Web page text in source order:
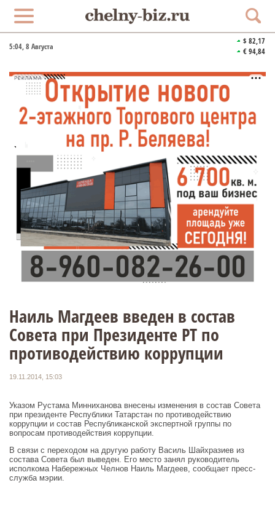
5:04, 8 Августа
$ 82,17
€ 94,84
РЕКЛАМА
Наиль Магдеев введен в состав
Совета при Президенте РТ по
противодействию коррупции
19.11.2014, 15:03
Указом Рустама Минниханова внесены изменения в состав Совета
при президенте Республики Татарстан по противодействию
коррупции и состав Республиканской экспертной группы по
вопросам противодействия коррупции.
В связи с переходом на другую работу Василь Шайхразиев из
состава Совета был выведен. Его место занял руководитель
исполкома Набережных Челнов Наиль Магдеев, сообщает пресс-
служба мэрии.